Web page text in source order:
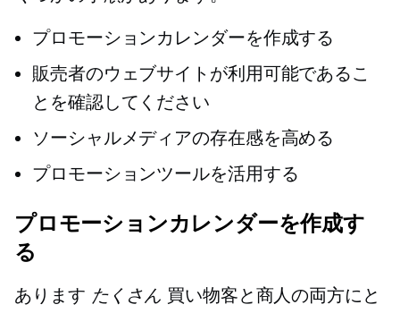
プロモーションカレンダーを作成する
販売者のウェブサイトが利用可能であるこ
とを確認してください
ソーシャルメディアの存在感を高める
プロモーションツールを活用する
プロモーションカレンダーを作成す
る
あります たくさん 買い物客と商人の両方にと